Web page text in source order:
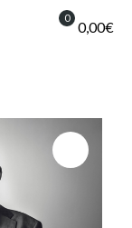
0
0,00€